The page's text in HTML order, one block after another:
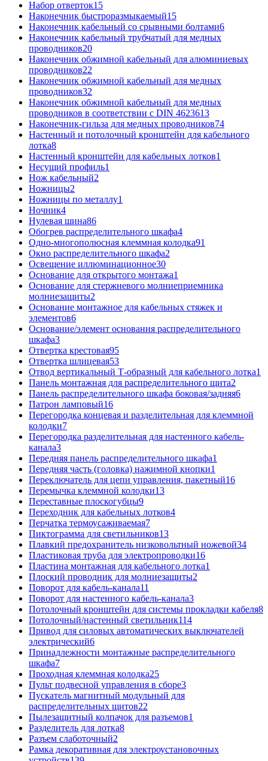
Набор отверток15
Наконечник быстроразмыкаемый15
Наконечник кабельный со срывными болтами6
Наконечник кабельный трубчатый для медных
проводников20
Наконечник обжимной кабельный для алюминиевых
проводников22
Наконечник обжимной кабельный для медных
проводников32
Наконечник обжимной кабельный для медных
проводников в соответствии с DIN 4623613
Наконечник-гильза для медных проводников74
Настенный и потолочный кронштейн для кабельного
лотка8
Настенный кронштейн для кабельных лотков1
Несущий профиль1
Нож кабельный2
Ножницы2
Ножницы по металлу1
Ночник4
Нулевая шина86
Обогрев распределительного шкафа4
Одно-многополюсная клеммная колодка91
Окно распределительного шкафа2
Освещение иллюминационное30
Основание для открытого монтажа1
Основание для стержневого молниеприемника
молниезащиты2
Основание монтажное для кабельных стяжек и
элементов6
Основание/элемент основания распределительного
шкафа3
Отвертка крестовая95
Отвертка шлицевая53
Отвод вертикальный Т-образный для кабельного лотка1
Панель монтажная для распределительного щита2
Панель распределительного шкафа боковая/задняя6
Патрон ламповый16
Перегородка концевая и разделительная для клеммной
колодки7
Перегородка разделительная для настенного кабель-
канала3
Передняя панель распределительного шкафа1
Передняя часть (головка) нажимной кнопки1
Переключатель для цепи управления, пакетный16
Перемычка клеммной колодки13
Переставные плоскогубцы9
Переходник для кабельных лотков4
Перчатка термоусаживаемая7
Пиктограмма для светильников13
Плавкий предохранитель низковольтный ножевой34
Пластиковая труба для электропроводки16
Пластина монтажная для кабельного лотка1
Плоский проводник для молниезащиты2
Поворот для кабель-канала11
Поворот для настенного кабель-канала3
Потолочный кронштейн для системы прокладки кабеля8
Потолочный/настенный светильник114
Привод для силовых автоматических выключателей
электрический6
Принадлежности монтажные распределительного
шкафа7
Проходная клеммная колодка25
Пульт подвесной управления в сборе3
Пускатель магнитный модульный для
распределительных щитов22
Пылезащитный колпачок для разъемов1
Разделитель для лотка8
Разъем слаботочный2
Рамка декоративная для электроустановочных